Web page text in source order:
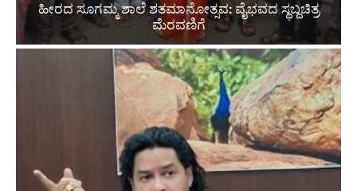
ಹೀರದ ಸೂಗಮ್ಮ ಶಾಲೆ ಶತಮಾನೋತ್ಸವ: ವೈಭವದ ಸ್ಥಬ್ದಚಿತ್ರ
ಮೆರವಣಿಗೆ